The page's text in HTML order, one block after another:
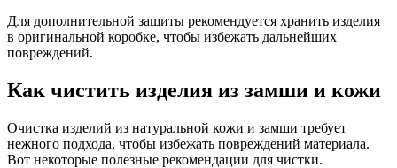
Для дополнительной защиты рекомендуется хранить изделия
в оригинальной коробке, чтобы избежать дальнейших
повреждений.
Как чистить изделия из замши и кожи
Очистка изделий из натуральной кожи и замши требует
нежного подхода, чтобы избежать повреждений материала.
Вот некоторые полезные рекомендации для чистки.